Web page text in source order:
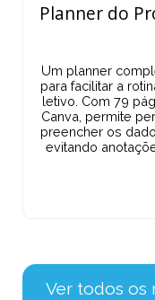
Planner do
Um planner
para facilitar a
letivo. Com 79
Canva, permite
preencher os
evitando
Ver todos os